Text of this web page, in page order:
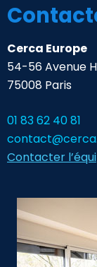
Cerca Europe
54-56 Avenue
75008 Paris
01 83 62 40 81
Contacter